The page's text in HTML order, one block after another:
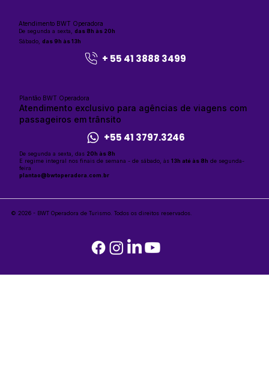
Atendimento BWT Operadora
De segunda a sexta,das 8h às 20h
Sábado,das 9h às 13h
+ 55 41 3888 3499
Plantão BWT Operadora
Atendimento exclusivo para agências de viagens com
passageiros em trânsito
De segunda a sexta, das 20h às 8h
E regime integral nos finais de semana - de sábado, às 13h até às 8h de segunda-
feira
plantao@bwtoperadora.com.br
+55 41 3797.3246
© 2026 - BWT Operadora de Turismo. Todos os direitos reservados.